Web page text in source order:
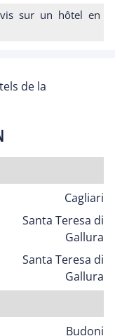
sur un hôtel en
de la
Cagliari
Santa Teresa di
Gallura
Santa Teresa di
Gallura
Budoni